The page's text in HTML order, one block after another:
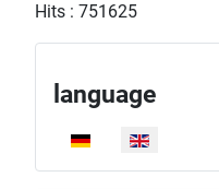
Hits : 751625
Select your language
language